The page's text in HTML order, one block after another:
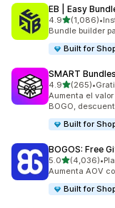
EB | Easy
4.9de 5 estrellas
(1,086)
1086 reseñas•
Bundle builder
Built for
SMART
4.9de 5 estrellas
(265)
265 reseñas en
•
Aumenta el
BOGO,
Built for
BOGOS: Free
5.0de 5 estrellas
(4,036)
4036 reseñas•
Aumenta AOV
Built for